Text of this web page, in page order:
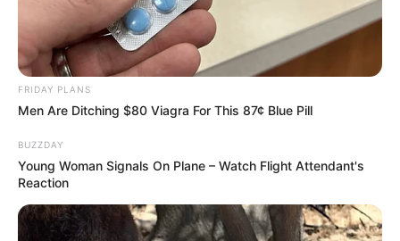
FRIDAY PLANS
Men Are Ditching $80 Viagra For This 87¢ Blue Pill
BUZZDAY
Young Woman Signals On Plane – Watch Flight Attendant's
Reaction